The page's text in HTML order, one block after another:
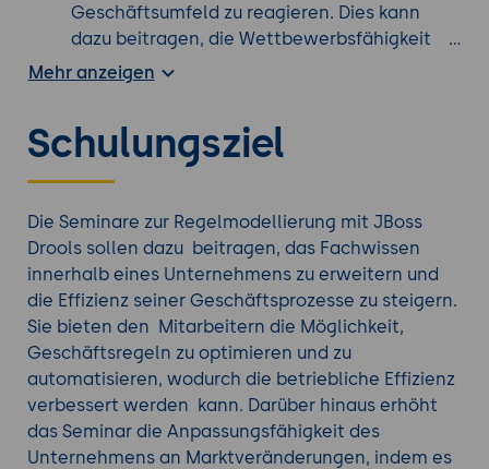
Geschäftsumfeld zu reagieren. Dies kann
dazu beitragen, die Wettbewerbsfähigkeit
des Unternehmens zu erhalten oder zu
Drools bietet eine klare Darstellung von
Geschäftsregeln, die es den Stakeholdern
Geschäftsentscheidungen zu verstehen. Dies
fördert die Transparenz und kann die
Kommunikation zwischen verschiedenen
Bereichen des Unternehmens verbessern.
Kostenreduktion:Die Automatisierung von
Geschäftsentscheidungen durch
Geschäftsregeln kann die Effizienz
verbessern und Kosten senken, indem
menschliche Fehler reduziert und die
Bearbeitungszeit von Aufgaben verringert
Mehr anzeigen
Schulungsziel
Die Seminare zur Regelmodellierung mit JBoss
Drools sollen dazu beitragen, das Fachwissen
innerhalb eines Unternehmens zu erweitern und
die Effizienz seiner Geschäftsprozesse zu steigern.
Sie bieten den Mitarbeitern die Möglichkeit,
Geschäftsregeln zu optimieren und zu
automatisieren, wodurch die betriebliche Effizienz
verbessert werden kann. Darüber hinaus erhöht
das Seminar die Anpassungsfähigkeit des
Unternehmens an Marktveränderungen, indem es